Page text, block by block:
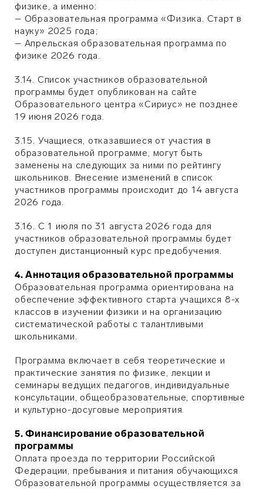
физике, а именно:
– Образовательная программа «Физика. Старт в
науку» 2025 года;
– Апрельская образовательная программа по
физике 2026 года.
3.14. Список участников образовательной
программы будет опубликован на сайте
Образовательного центра «Сириус» не позднее
19 июня 2026 года.
3.15. Учащиеся, отказавшиеся от участия в
образовательной программе, могут быть
заменены на следующих за ними по рейтингу
школьников. Внесение изменений в список
участников программы происходит до 14 августа
2026 года.
3.16. С 1 июля по 31 августа 2026 года для
участников образовательной программы будет
доступен дистанционный курс предобучения.
4. Аннотация образовательной программы
Образовательная программа ориентирована на
обеспечение эффективного старта учащихся 8-х
классов в изучении физики и на организацию
систематической работы с талантливыми
школьниками.
Программа включает в себя теоретические и
практические занятия по физике, лекции и
семинары ведущих педагогов, индивидуальные
консультации, общеобразовательные, спортивные
и культурно-досуговые мероприятия.
5. Финансирование образовательной
программы
Оплата проезда по территории Российской
Федерации, пребывания и питания обучающихся
Образовательной программы осуществляется за